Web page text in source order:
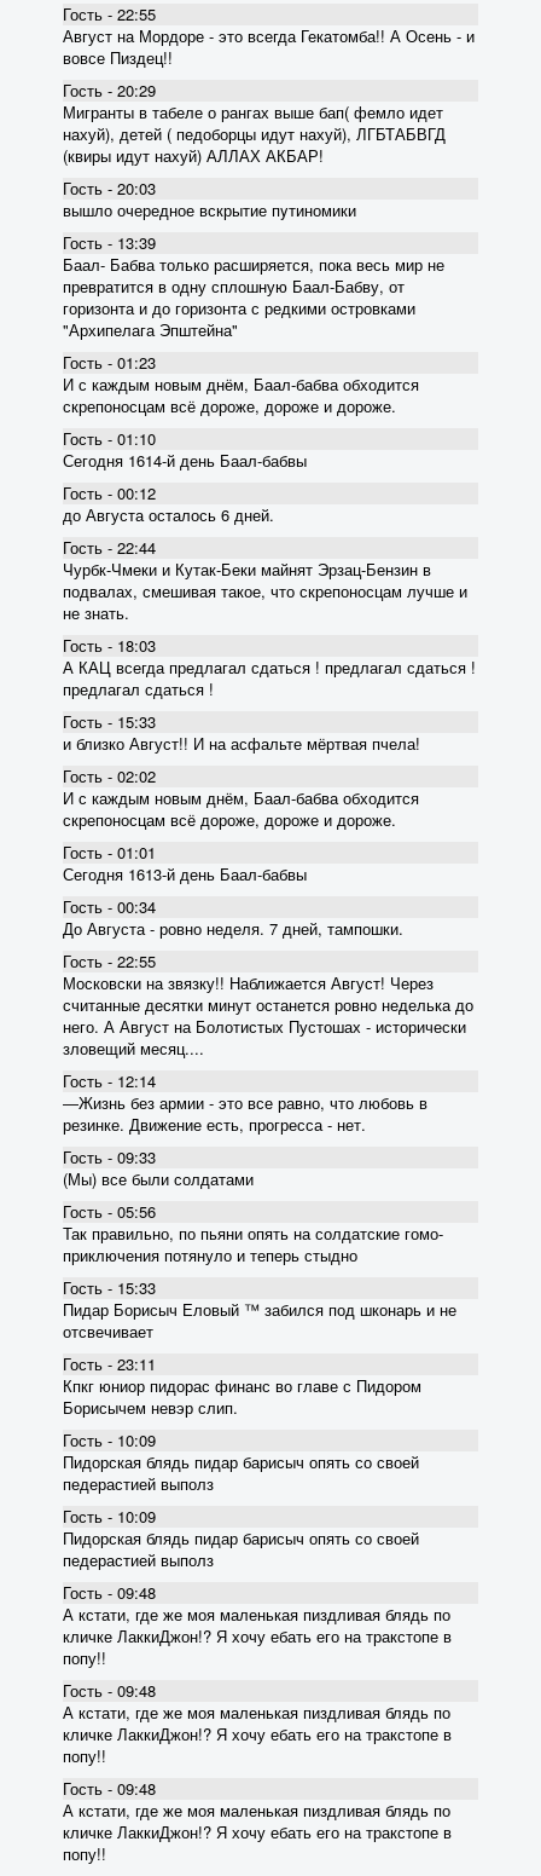
Гость - 22:55
Август на Мордоре - это всегда Гекатомба!! А Осень - и
вовсе Пиздец!!
Гость - 20:29
Мигранты в табеле о рангах выше бап( фемло идет
нахуй), детей ( педоборцы идут нахуй), ЛГБТАБВГД
(квиры идут нахуй) АЛЛАХ АКБАР!
Гость - 20:03
вышло очередное вскрытие пyтиномики
Гость - 13:39
Баал- Бабва только расширяется, пока весь мир не
превратится в одну сплошную Баал-Бабву, от
горизонта и до горизонта с редкими островками
"Архипелага Эпштейна"
Гость - 01:23
И с каждым новым днём, Баал-бабва обходится
скрепоносцам всё дороже, дороже и дороже.
Гость - 01:10
Сегодня 1614-й день Баал-бабвы
Гость - 00:12
до Августа осталось 6 дней.
Гость - 22:44
Чурбк-Чмеки и Кутак-Беки майнят Эрзац-Бензин в
подвалах, смешивая такое, что скрепоносцам лучше и
не знать.
Гость - 18:03
А КАЦ всегда предлагал сдаться ! предлагал сдаться !
предлагал сдаться !
Гость - 15:33
и близко Август!! И на асфальте мёртвая пчела!
Гость - 02:02
И с каждым новым днём, Баал-бабва обходится
скрепоносцам всё дороже, дороже и дороже.
Гость - 01:01
Сегодня 1613-й день Баал-бабвы
Гость - 00:34
До Августа - ровно неделя. 7 дней, тампошки.
Гость - 22:55
Московски на звязку!! Наближается Август! Через
считанные десятки минут останется ровно неделька до
него. А Август на Болотистых Пустошах - исторически
зловещий месяц....
Гость - 12:14
―Жизнь без армии - это все равно, что любовь в
резинке. Движение есть, прогресса - нет.
Гость - 09:33
(Мы) все были солдатами
Гость - 05:56
Так правильно, по пьяни опять на солдатские гомо-
приключения потянуло и теперь стыдно
Гость - 15:33
Пидар Борисыч Еловый ™ забился под шконарь и не
отсвечивает
Гость - 23:11
Кпкг юниор пидорас финанс во главе с Пидором
Борисычем невэр слип.
Гость - 10:09
Пидорская блядь пидар барисыч опять со своей
педерастией выполз
Гость - 10:09
Пидорская блядь пидар барисыч опять со своей
педерастией выполз
Гость - 09:48
А кстати, где же моя маленькая пиздливая блядь по
кличке ЛаккиДжон!? Я хочу ебать его на тракстопе в
попу!!
Гость - 09:48
А кстати, где же моя маленькая пиздливая блядь по
кличке ЛаккиДжон!? Я хочу ебать его на тракстопе в
попу!!
Гость - 09:48
А кстати, где же моя маленькая пиздливая блядь по
кличке ЛаккиДжон!? Я хочу ебать его на тракстопе в
попу!!